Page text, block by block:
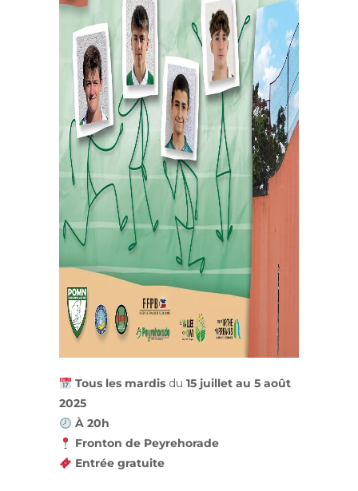
Tous les mardisdu 15 juillet au 5 août
2025
À 20h
Fronton de Peyrehorade
Entrée gratuite